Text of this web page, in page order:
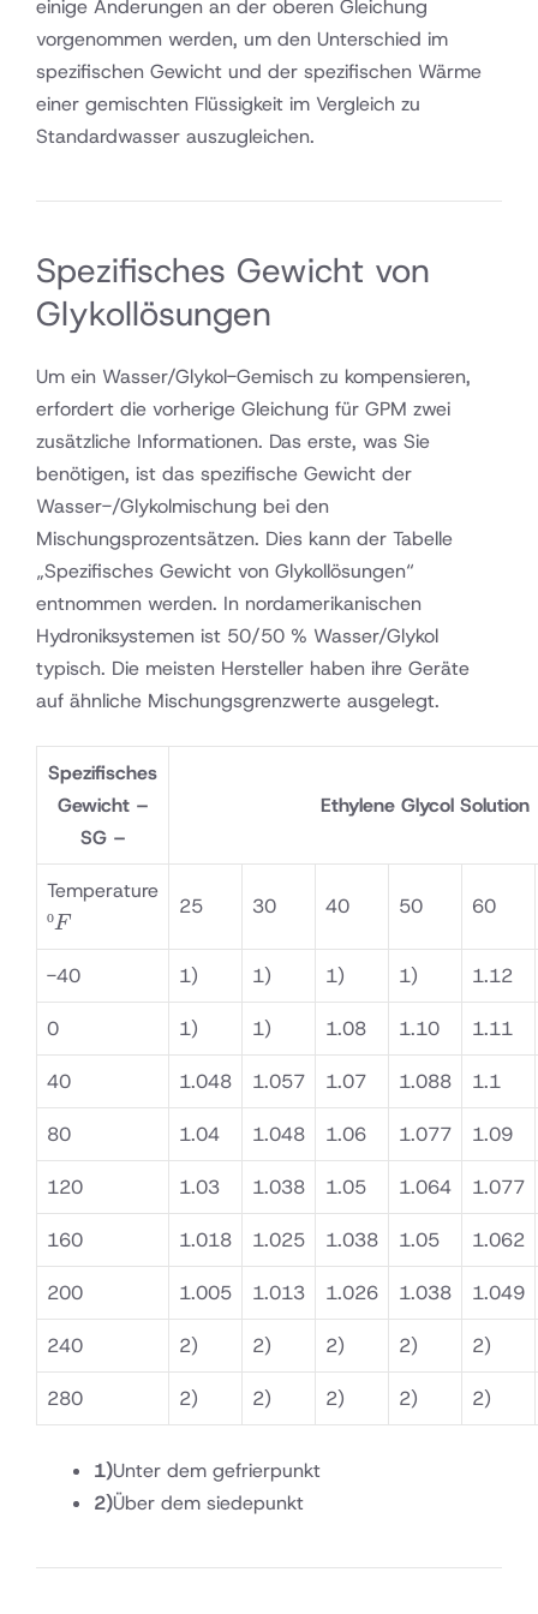
einige Änderungen an der oberen Gleichung
vorgenommen werden, um den Unterschied im
spezifischen Gewicht und der spezifischen Wärme
einer gemischten Flüssigkeit im Vergleich zu
Standardwasser auszugleichen.
Spezifisches Gewicht von
Glykollösungen
Um ein Wasser/Glykol-Gemisch zu kompensieren,
erfordert die vorherige Gleichung für GPM zwei
zusätzliche Informationen. Das erste, was Sie
benötigen, ist das spezifische Gewicht der
Wasser-/Glykolmischung bei den
Mischungsprozentsätzen. Dies kann der Tabelle
„Spezifisches Gewicht von Glykollösungen“
entnommen werden. In nordamerikanischen
Hydroniksystemen ist 50/50 % Wasser/Glykol
typisch. Die meisten Hersteller haben ihre Geräte
auf ähnliche Mischungsgrenzwerte ausgelegt.
Spezifisches
Gewicht –
SG –
Ethylene Glycol Solution
Temperature
ºF
ºF
25 30 40 50 60
-40 1) 1) 1) 1) 1.12
0 1) 1) 1.08 1.10 1.11
40 1.048 1.057 1.07 1.088 1.1
80 1.04 1.048 1.06 1.077 1.09
120 1.03 1.038 1.05 1.064 1.077
160 1.018 1.025 1.038 1.05 1.062
200 1.005 1.013 1.026 1.038 1.049
240 2) 2) 2) 2) 2)
280 2) 2) 2) 2) 2)
1)Unter dem gefrierpunkt
2)Über dem siedepunkt